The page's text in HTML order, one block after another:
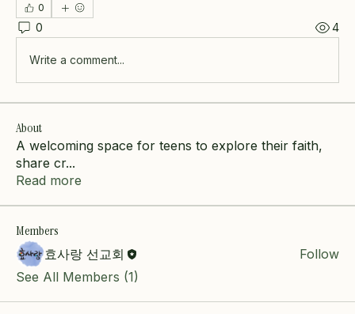
0
0 4
Write a comment...
About
A welcoming space for teens to explore their faith,
share cr...
Read more
Members
효사랑 선교회
Follow
See All Members (1)